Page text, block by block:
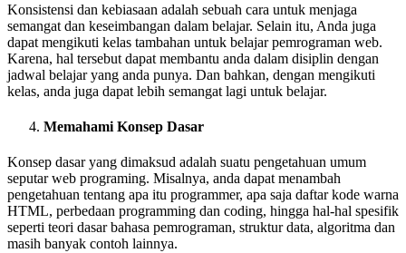
Konsistensi dan kebiasaan adalah sebuah cara untuk menjaga
semangat dan keseimbangan dalam belajar. Selain itu, Anda juga
dapat mengikuti kelas tambahan untuk belajar pemrograman web.
Karena, hal tersebut dapat membantu anda dalam disiplin dengan
jadwal belajar yang anda punya. Dan bahkan, dengan mengikuti
kelas, anda juga dapat lebih semangat lagi untuk belajar.
Memahami Konsep Dasar
Konsep dasar yang dimaksud adalah suatu pengetahuan umum
seputar web programing. Misalnya, anda dapat menambah
pengetahuan tentang apa itu programmer, apa saja daftar kode warna
HTML, perbedaan programming dan coding, hingga hal-hal spesifik
seperti teori dasar bahasa pemrograman, struktur data, algoritma dan
masih banyak contoh lainnya.